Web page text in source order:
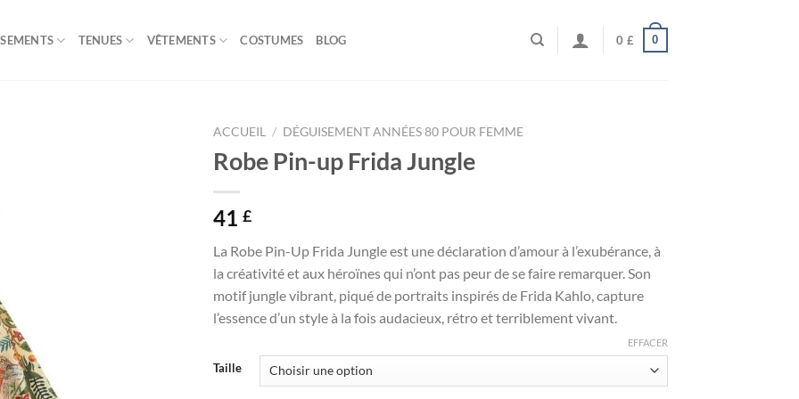
TENUES VÊTEMENTS COSTUMES BLOG 0 £ 0
ACCUEIL / DÉGUISEMENT ANNÉES 80 POUR FEMME
Robe Pin-up Frida Jungle
41 £
La Robe Pin-Up Frida Jungle est une déclaration d’amour à l’exubérance, à
la créativité et aux héroïnes qui n’ont pas peur de se faire remarquer. Son
motif jungle vibrant, piqué de portraits inspirés de Frida Kahlo, capture
l’essence d’un style à la fois audacieux, rétro et terriblement vivant.
Taille
EFFACER